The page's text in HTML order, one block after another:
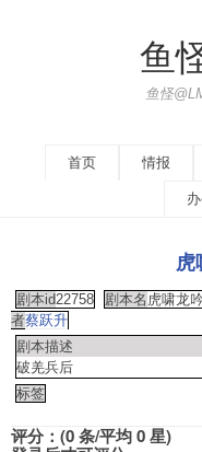
鱼
鱼怪
首页 情报
虎
剧本id22758 剧本名 虎啸龙
者蔡跃升
剧本描述
破羌兵后
标签
评分：(0 条/平均 0 星)